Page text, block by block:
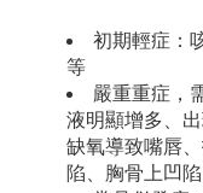
初期輕症：
等
嚴重重症，
液明顯增多、
缺氧導致嘴唇
陷、胸骨上凹